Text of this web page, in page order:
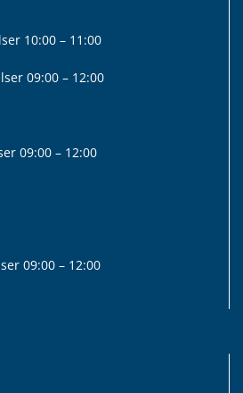
10:00 – 11:00
09:00 – 12:00
09:00 – 12:00
09:00 – 12:00